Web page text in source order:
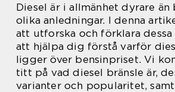
Diesel är i allmänhet dyrare än
olika anledningar. I denna
att utforska och förklara
att hjälpa dig förstå varför
ligger över bensinpriset. Vi
titt på vad diesel bränsle är,
varianter och popularitet,